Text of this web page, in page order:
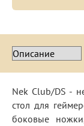
Nek Club/DS -
стол для
боковые